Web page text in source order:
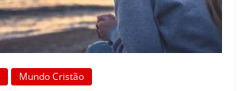
Mundo Cristão